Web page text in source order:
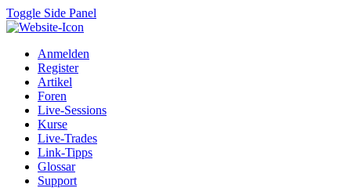
Toggle Side Panel
Anmelden
Register
Artikel
Foren
Live-Sessions
Kurse
Live-Trades
Link-Tipps
Glossar
Support